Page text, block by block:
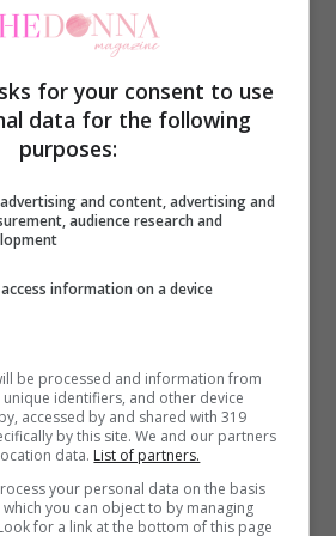
ci sono molti prodotti ma
un costo veramente
in poco tempo con quello che
for your consent to use
data for the following
purposes:
and content, advertising and
audience research and
information on a device
be processed and information from
identifiers, and other device
accessed by and shared with 319
by this site. We and our partners
data. List of partners.
your personal data on the basis
you can object to by managing
for a link at the bottom of this page